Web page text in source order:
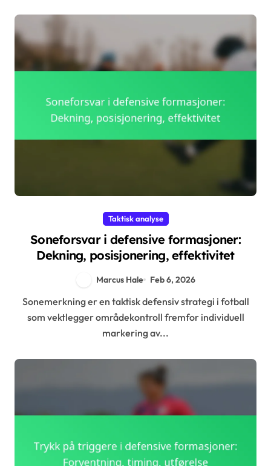
Taktisk analyse
Soneforsvar i defensive formasjoner:
Dekning, posisjonering, effektivitet
Marcus Hale Feb 6, 2026
Sonemerkning er en taktisk defensiv strategi i fotball
som vektlegger områdekontroll fremfor individuell
markering av...